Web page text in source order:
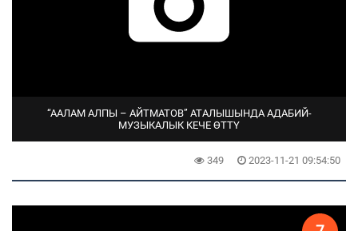
“ААЛАМ АЛПЫ – АЙТМАТОВ” АТАЛЫШЫНДА АДАБИЙ-
МУЗЫКАЛЫК КЕЧЕ ӨТТҮ
349 2023-11-21 09:54:50